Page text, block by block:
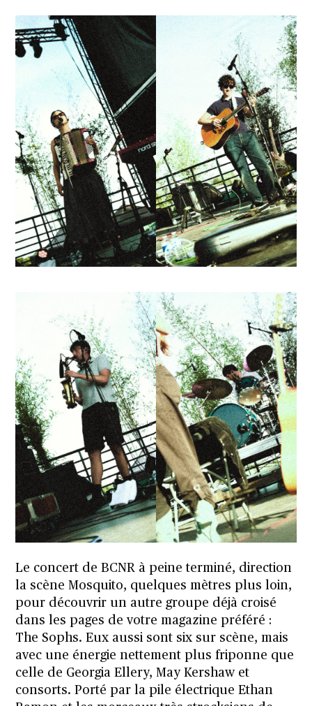
Le concert de BCNR à peine terminé, direction
la scène Mosquito, quelques mètres plus loin,
pour découvrir un autre groupe déjà croisé
dans les pages de votre magazine préféré :
The Sophs. Eux aussi sont six sur scène, mais
avec une énergie nettement plus friponne que
celle de Georgia Ellery, May Kershaw et
consorts. Porté par la pile électrique Ethan